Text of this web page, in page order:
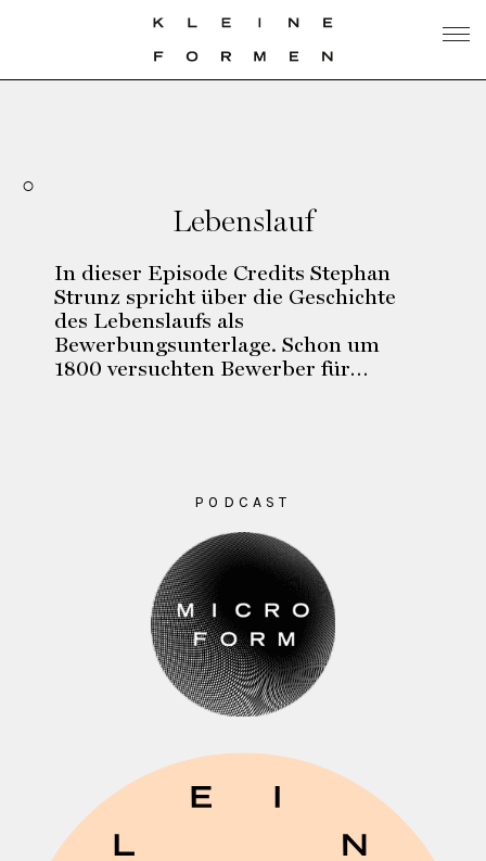
Lebenslauf
In dieser Episode Credits Stephan
Strunz spricht über die Geschichte
des Lebenslaufs als
Bewerbungsunterlage. Schon um
1800 versuchten Bewerber für…
PODCAST